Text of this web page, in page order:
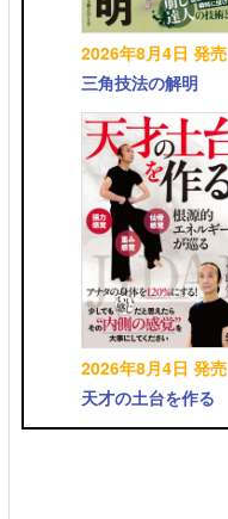
2026年8月4日 発売
三角技法の解明
2026年8月4日 発売
天才の土台を作る